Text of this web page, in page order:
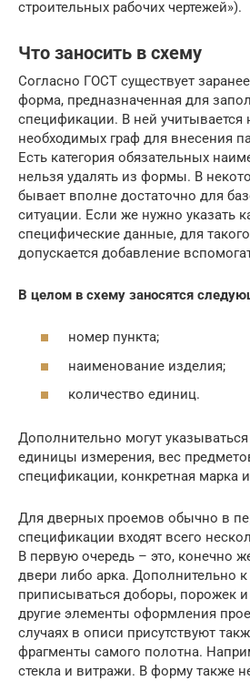
строительных рабочих чертежей»).
Что заносить в схему
Согласно ГОСТ существует
форма, предназначенная для
спецификации. В ней учитывается
необходимых граф для внесения
Есть категория обязательных
нельзя удалять из формы. В
бывает вполне достаточно для
ситуации. Если же нужно указать
специфические данные, для
допускается добавление
В целом в схему заносятся
номер пункта;
наименование изделия;
количество единиц.
Дополнительно могут
единицы измерения, вес
спецификации, конкретная марка
Для дверных проемов обычно в
спецификации входят всего
В первую очередь – это, конечно
двери либо арка. Дополнительно
приписываться доборы, порожек
другие элементы оформления
случаях в описи присутствуют
фрагменты самого полотна.
стекла и витражи. В форму также